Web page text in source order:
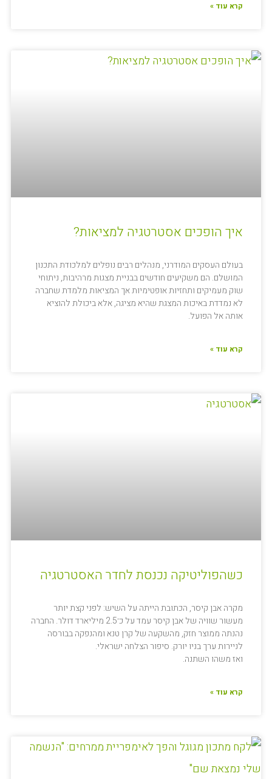
קרא עוד »
איך הופכים אסטרטגיה למציאות?
בעולם העסקים המודרני, מנהלים רבים נופלים למלכודת התכנון
המושלם. הם משקיעים חודשים בבניית מצגות מרהיבות, ניתוחי
שוק מעמיקים ותחזיות אופטימיות אך המציאות מלמדת שחברה
לא נמדדת באיכות המצגת שהיא מציגה, אלא ביכולת להוציא
אותה אל הפועל.
קרא עוד »
כשהפוליטיקה נכנסת לחדר האסטרטגיה
מקרה אבן קיסר, הכתובת הייתה על השיש: לפני קצת יותר
מעשור שוויה של אבן קיסר עמד על כ־2.5 מיליארד דולר. החברה
נהנתה ממוצר חזק, מהשקעה של קרן טנא ומהנפקה בבורסה
לניירות ערך בניו יורק. סיפור הצלחה ישראלי.
ואז משהו השתנה.
קרא עוד »